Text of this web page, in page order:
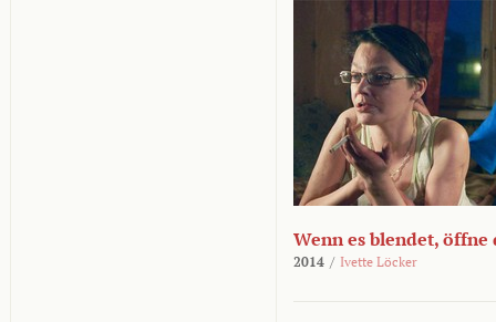
Wenn es blendet, öffne
2014 / Ivette Löcker